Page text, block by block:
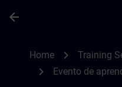
arrow_back
Home chevron_right Training
chevron_right Evento de